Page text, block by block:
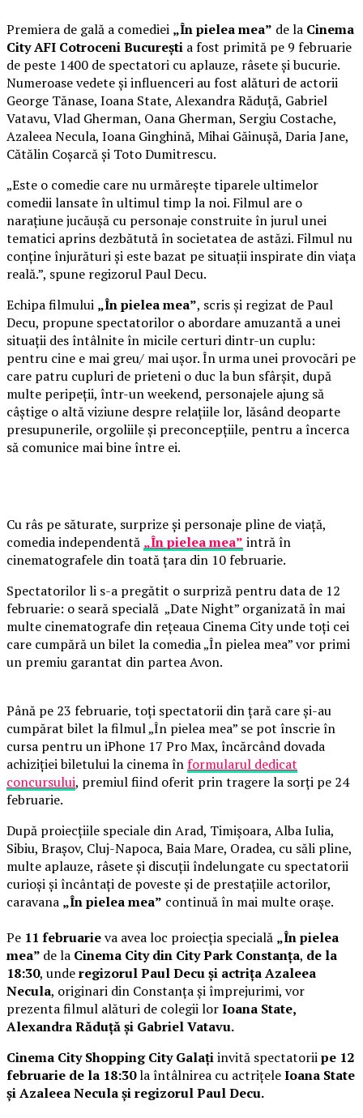
Premiera de gală a comediei „În pielea mea” de la Cinema
City AFI Cotroceni București a fost primită pe 9 februarie
de peste 1400 de spectatori cu aplauze, râsete și bucurie.
Numeroase vedete și influenceri au fost alături de actorii
George Tănase, Ioana State, Alexandra Răduță, Gabriel
Vatavu, Vlad Gherman, Oana Gherman, Sergiu Costache,
Azaleea Necula, Ioana Ginghină, Mihai Găinușă, Daria Jane,
Cătălin Coșarcă și Toto Dumitrescu.
„Este o comedie care nu urmărește tiparele ultimelor
comedii lansate în ultimul timp la noi. Filmul are o
narațiune jucăușă cu personaje construite în jurul unei
tematici aprins dezbătută în societatea de astăzi. Filmul nu
conține înjurături și este bazat pe situații inspirate din viața
reală.”, spune regizorul Paul Decu.
Echipa filmului „În pielea mea”, scris și regizat de Paul
Decu, propune spectatorilor o abordare amuzantă a unei
situații des întâlnite în micile certuri dintr-un cuplu:
pentru cine e mai greu/ mai ușor. În urma unei provocări pe
care patru cupluri de prieteni o duc la bun sfârșit, după
multe peripeții, într-un weekend, personajele ajung să
câștige o altă viziune despre relațiile lor, lăsând deoparte
presupunerile, orgoliile și preconcepțiile, pentru a încerca
să comunice mai bine între ei.
Cu râs pe săturate, surprize și personaje pline de viață,
comedia independentă „În pielea mea” intră în
cinematografele din toată țara din 10 februarie.
Spectatorilor li s-a pregătit o surpriză pentru data de 12
februarie: o seară specială „Date Night” organizată în mai
multe cinematografe din rețeaua Cinema City unde toți cei
care cumpără un bilet la comedia „În pielea mea” vor primi
un premiu garantat din partea Avon.
Până pe 23 februarie, toți spectatorii din țară care și-au
cumpărat bilet la filmul „În pielea mea” se pot înscrie în
cursa pentru un iPhone 17 Pro Max, încărcând dovada
achiziției biletului la cinema înformularul dedicat
concursului, premiul fiind oferit prin tragere la sorți pe 24
februarie.
După proiecțiile speciale din Arad, Timișoara, Alba Iulia,
Sibiu, Brașov, Cluj-Napoca, Baia Mare, Oradea, cu săli pline,
multe aplauze, râsete și discuții îndelungate cu spectatorii
curioși și încântați de poveste și de prestațiile actorilor,
caravana „În pielea mea” continuă în mai multe orașe.
Pe 11 februarieva avea loc proiecția specială „În pielea
mea” de la Cinema City din City Park Constanța, de la
18:30, underegizorul Paul Decu și actrița Azaleea
Necula, originari din Constanța și împrejurimi, vor
prezenta filmul alături de colegii lorIoana State,
Alexandra Răduță și Gabriel Vatavu.
Cinema City Shopping City Galațiinvită spectatoriipe 12
februarie de la 18:30la întâlnirea cu actrițeleIoana State
și Azaleea Necula și regizorul Paul Decu.